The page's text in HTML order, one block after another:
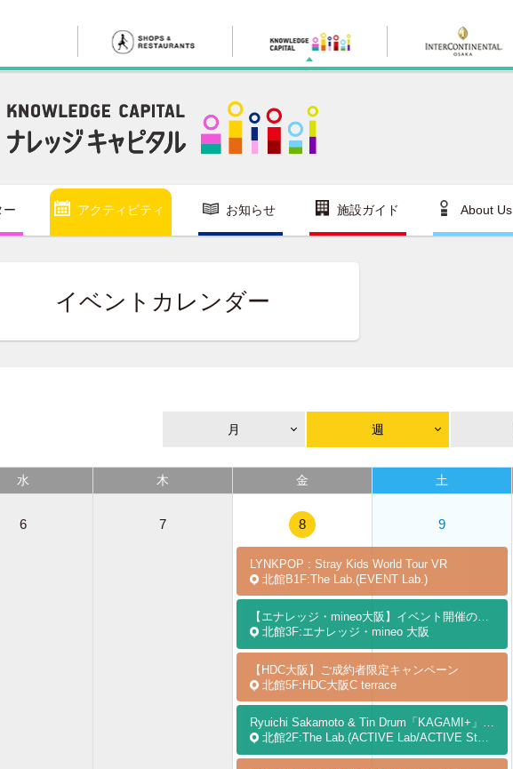
ー アクティビティ お知らせ 施設ガイド About Us
イベントカレンダー
月 週
水 木 金 土
6 7 8
LYNKPOP : Stray Kids World Tour VR
北館B1F:The Lab.(EVENT Lab.)
【エナレッジ・mineo大阪】イベント開催のお知らせ
北館3F:エナレッジ・mineo 大阪
【HDC大阪】ご成約者限定キャンペーン
北館5F:HDC大阪C terrace
Ryuichi Sakamoto & Tin Drum「KAGAMI+」オフィシャルショップ
北館2F:The Lab.(ACTIVE Lab/ACTIVE Studio.)
9